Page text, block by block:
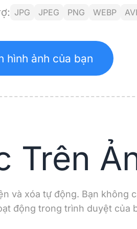
JPG JPEG PNG WEBP
hình ảnh của bạn
Trên
và xóa tự động. Bạn
động trong trình duyệt của